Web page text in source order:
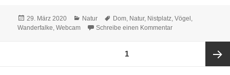
Veröffentlicht
am
29. März 2020 Kategorien
Natur Schlagwörter
Dom, Natur, Nistplatz,Vögel ,
Wanderfalke,Webcam Schreibe einen Kommentarzu Raus in die
1